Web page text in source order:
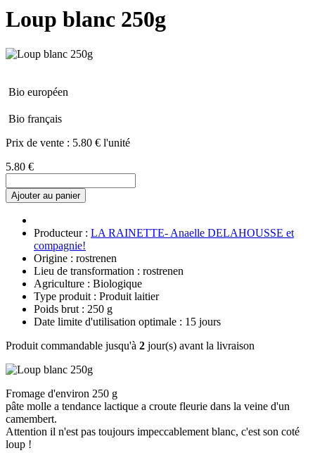
Loup blanc 250g
Bio européen
Bio français
Prix de vente : 5.80 € l'unité
5.80 €
Ajouter au panier
Producteur : LA RAINETTE- Anaelle DELAHOUSSE et
compagnie!
Origine : rostrenen
Lieu de transformation : rostrenen
Agriculture : Biologique
Type produit : Produit laitier
Poids brut : 250 g
Date limite d'utilisation optimale : 15 jours
Produit commandable jusqu'à 2 jour(s) avant la livraison
Fromage d'environ 250 g
pâte molle a tendance lactique a croute fleurie dans la veine d'un
camembert.
Attention il n'est pas toujours impeccablement blanc, c'est son coté
loup !